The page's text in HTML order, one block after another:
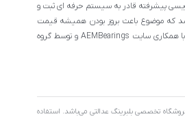
نویسی پیشرفته قادر به سیستم حرفه ای ثبت و
که موضوع باعث بروز بودن همیشه قیمت
ها نیز میشود. این سایت با همکاری سایت AEMBearings و توسط گروه
تخصصی بلبرینگ عدالتی می‌باشد. استفاده